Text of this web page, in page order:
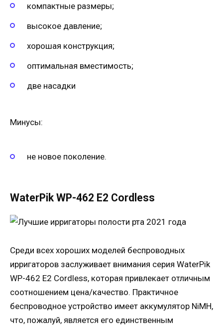
компактные размеры;
высокое давление;
хорошая конструкция;
оптимальная вместимость;
две насадки
Минусы:
не новое поколение.
WaterPik WP-462 E2 Cordless
Среди всех хороших моделей беспроводных
ирригаторов заслуживает внимания серия WaterPik
WP-462 E2 Cordless, которая привлекает отличным
соотношением цена/качество. Практичное
беспроводное устройство имеет аккумулятор NiMH,
что, пожалуй, является его единственным